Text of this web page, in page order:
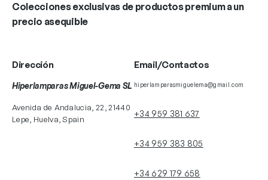
Colecciones exclusivas de productos premium a un
precio asequible
Dirección
Hiperlamparas Miguel-Gema SL
Avenida de Andalucia, 22, 21440
Lepe, Huelva, Spain
Email/Contactos
hiperlamparasmiguelema@gmail.com
+34 959 381 637
+34 959 383 805
+34 629 179 658